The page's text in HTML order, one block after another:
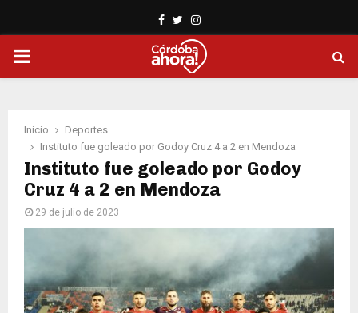
Facebook
TwitterInstagram
PRIMARY
Inicio
Deportes
Instituto fue goleado por Godoy Cruz 4 a 2 en Mendoza
Instituto fue goleado por Godoy
Cruz 4 a 2 en Mendoza
29 de julio de 2023